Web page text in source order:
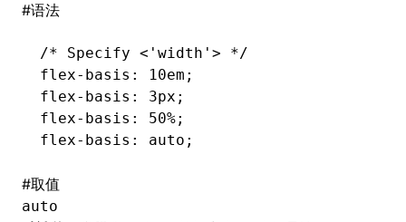
#语法
/* Specify <'width'> */
flex-basis : 10em;
flex-basis : 3px;
flex-basis : 50%;
flex-basis : auto;
#取值
auto